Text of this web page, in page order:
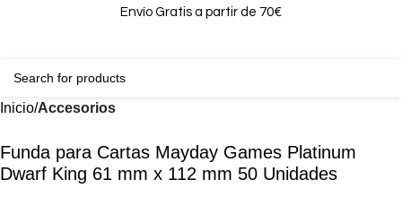
Envío Gratis a partir de 70€
Inicio Accesorios
Funda para Cartas Mayday Games Platinum
Dwarf King 61 mm x 112 mm 50 Unidades